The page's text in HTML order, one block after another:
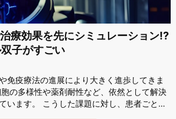
療効果を先にシミュレーション!?
子がすごい
免疫療法の進展により大きく進歩してきま
の多様性や薬剤耐性など、依然として解決
います。 こうした課題に対し、患者ごとに